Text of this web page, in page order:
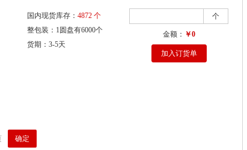
国内现货库存： 4872 个
整包装：1圆盘有6000个
货期：3-5天
个
金额： ￥0
加入订货单
确定